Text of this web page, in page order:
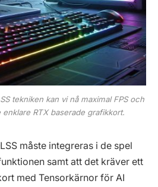
tekniken kan vi nå maximal FPS och
RTX baserade grafikkort.
måste integreras i de spel
samt att det kräver ett
med Tensorkärnor för AI